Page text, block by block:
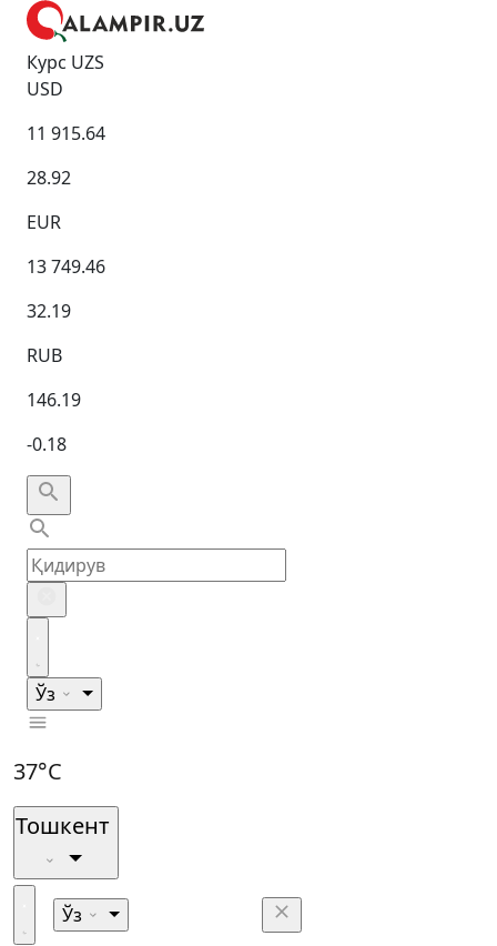
Курс UZS
USD
11 915.64
28.92
EUR
13 749.46
32.19
RUB
146.19
-0.18
Ўз
37°C
Тошкент
Ўз